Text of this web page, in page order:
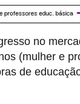
no
(mulher e
de